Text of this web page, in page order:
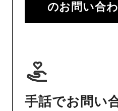
のお問い合
手話でお問い